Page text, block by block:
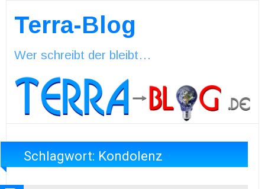
Terra-Blog
Wer schreibt der bleibt…
Schlagwort: Kondolenz